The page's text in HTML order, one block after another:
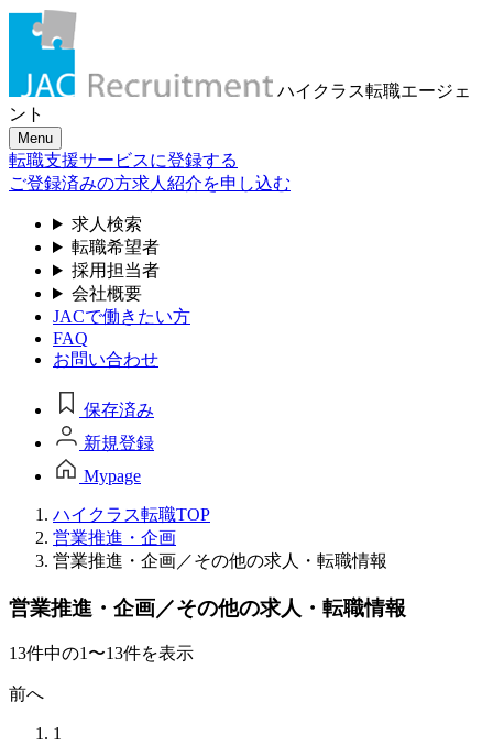
ハイクラス転職エージェ
ント
Menu
転職支援サービスに登録する
ご登録済みの方求人紹介を申し込む
求人検索
転職希望者
採用担当者
会社概要
JACで働きたい方
FAQ
お問い合わせ
保存済み
新規登録
Mypage
ハイクラス転職TOP
営業推進・企画
営業推進・企画／その他の求人・転職情報
営業推進・企画／その他の求人・転職情報
13件中の1〜13件を表示
前へ
1